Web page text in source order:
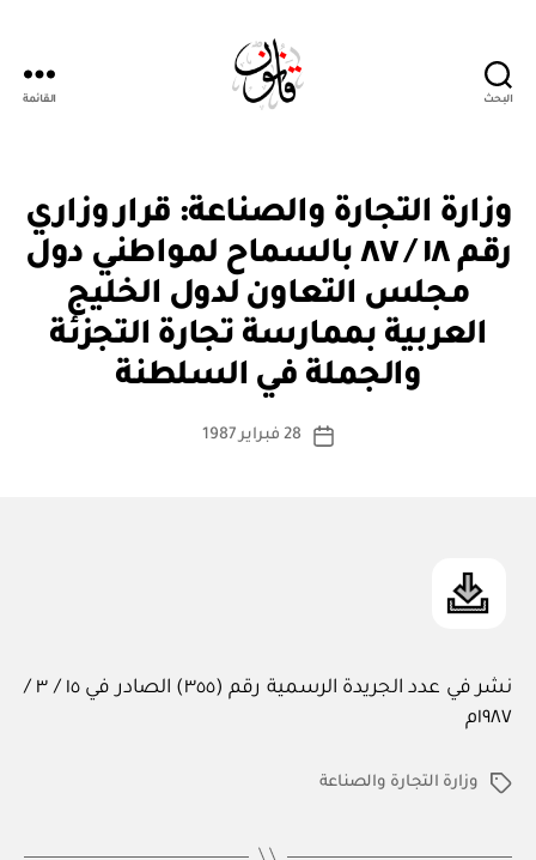
البحث القائمة
التصنيفاتق
ر
ار
و
وزارة التجارة والصناعة: قرار وزاري
رقم ١٨ / ٨٧ بالسماح لمواطني دول
مجلس التعاون لدول الخليج
العربية بممارسة تجارة التجزئة
والجملة في السلطنة
كاتب
بو
س
ة
تاريخ
28 فبراير 1987
نشر في عدد الجريدة الرسمية رقم (٣٥٥) الصادر في ١٥ / ٣ /
١٩٨٧م
الوسوموزارة التجارة والصناعة